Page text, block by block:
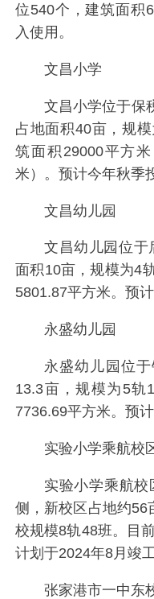
位540个，建筑面积
入使用。
文昌小学
文昌小学位于保
占地面积40亩，规
筑面积29000平方
米）。预计今年秋季
文昌幼儿园
文昌幼儿园位于
面积10亩，规模为4
5801.87平方米。预
永盛幼儿园
永盛幼儿园位
13.3亩，规模为5轨
7736.69平方米。预
实验小学乘航校
实验小学乘航
侧，新校区占地约56
校规模8轨48班。目
计划于2024年8月竣工
张家港市一中东